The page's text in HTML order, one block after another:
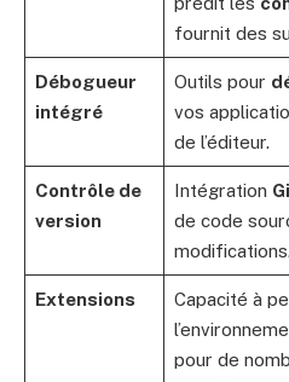
fournit des
Débogueur
intégré
Outils pour
vos
de l’éditeur.
Contrôle de
version
Intégration
de code
modifications.
Extensions
Capacité à
pour de